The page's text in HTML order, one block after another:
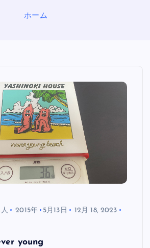
ホーム
2015年 5月13日
12月 18, 2023
young